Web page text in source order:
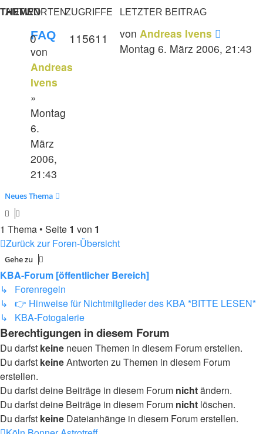
THEMEN
ANTWORTENZUGRIFFE LETZTER BEITRAG
FAQ
von
Andreas
Ivens
»
Montag
6.
März
2006,
21:43
0 115611 von Andreas Ivens
Montag 6. März 2006, 21:43
Neues Thema
1 Thema • Seite 1 von 1
Zurück zur Foren-Übersicht
Gehe zu
KBA-Forum [öffentlicher Bereich]
↳ Forenregeln
↳ 👉 Hinweise für Nichtmitglieder des KBA *BITTE LESEN*
↳ KBA-Fotogalerie
Berechtigungen in diesem Forum
Du darfst keine neuen Themen in diesem Forum erstellen.
Du darfst keineAntworten zu Themen in diesem Forum
erstellen.
Du darfst deine Beiträge in diesem Forum nichtändern.
Du darfst deine Beiträge in diesem Forum nicht löschen.
Du darfst keine Dateianhänge in diesem Forum erstellen.